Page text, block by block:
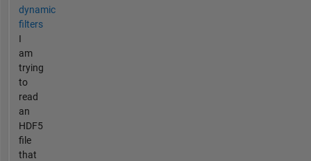
dynamic
filters
I
am
trying
to
read
an
HDF5
file
that